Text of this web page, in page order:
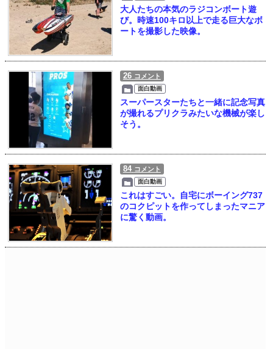
大人たちの本気のラジコンボート遊
び。時速100キロ以上で走る巨大なボ
ートを撮影した映像。
26 コメント
面白動画
スーパースターたちと一緒に記念写真
が撮れるプリクラみたいな機械が楽し
そう。
84 コメント
面白動画
これはすごい。自宅にボーイング737
のコクピットを作ってしまったマニア
に驚く動画。